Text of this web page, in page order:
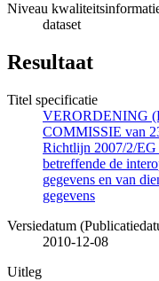
Niveau
dataset
Resultaat
Titel specificatie
VERORDENING
COMMISSIE van
Richtlijn 2007/2/EG
betreffende de
gegevens en van
gegevens
Versiedatum
2010-12-08
Uitleg